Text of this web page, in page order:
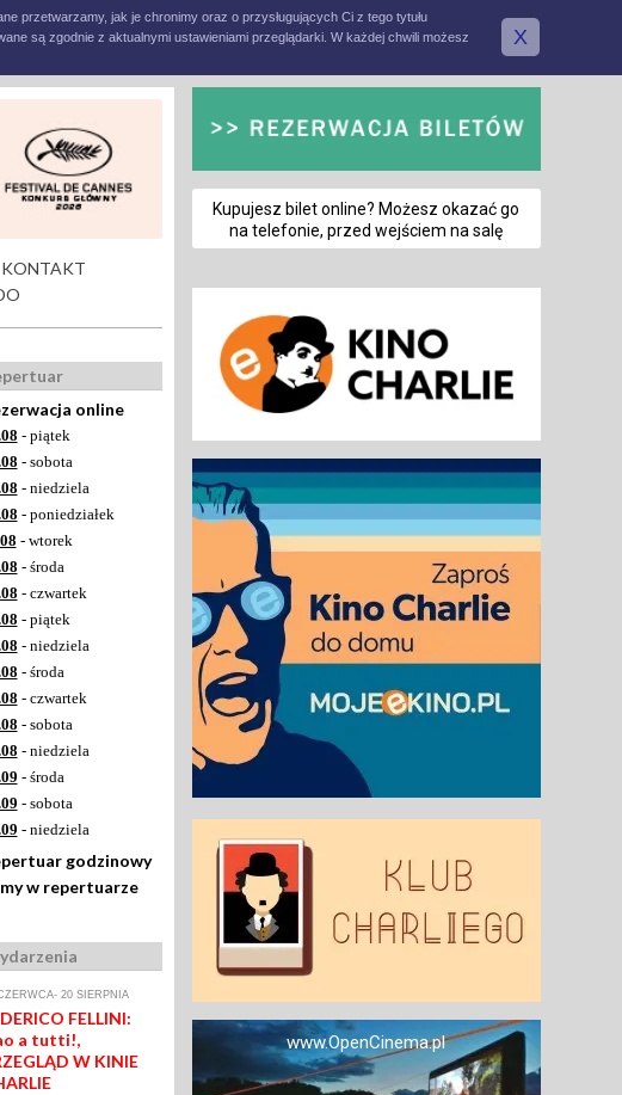
przetwarzamy, jak je chronimy oraz o przysługujących Ci z tego tytułu
są zgodnie z aktualnymi ustawieniami przeglądarki. W każdej chwili możesz
X
KONTAKT
online
- piątek
- sobota
- niedziela
- poniedziałek
- wtorek
- środa
- czwartek
- piątek
- niedziela
- środa
- czwartek
- sobota
- niedziela
- środa
- sobota
- niedziela
godzinowy
w repertuarze
20 SIERPNIA
FELLINI:
a tutti!,
W KINIE
Kupujesz bilet online? Możesz okazać go
na telefonie, przed wejściem na salę
www.OpenCinema.pl